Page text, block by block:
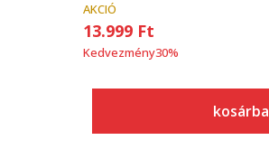
AKCIÓ
13.999 Ft
Kedvezmény30%
kosárba